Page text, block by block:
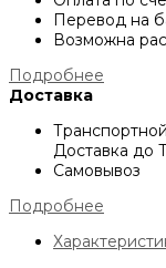
Перевод на
Возможна
Подробнее
Доставка
Доставка до
Самовывоз
Подробнее